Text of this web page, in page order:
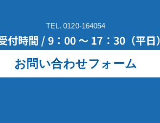
TEL. 0120-164054
付時間 / 9：00 ～ 17：30（平日）
お問い合わせフォーム